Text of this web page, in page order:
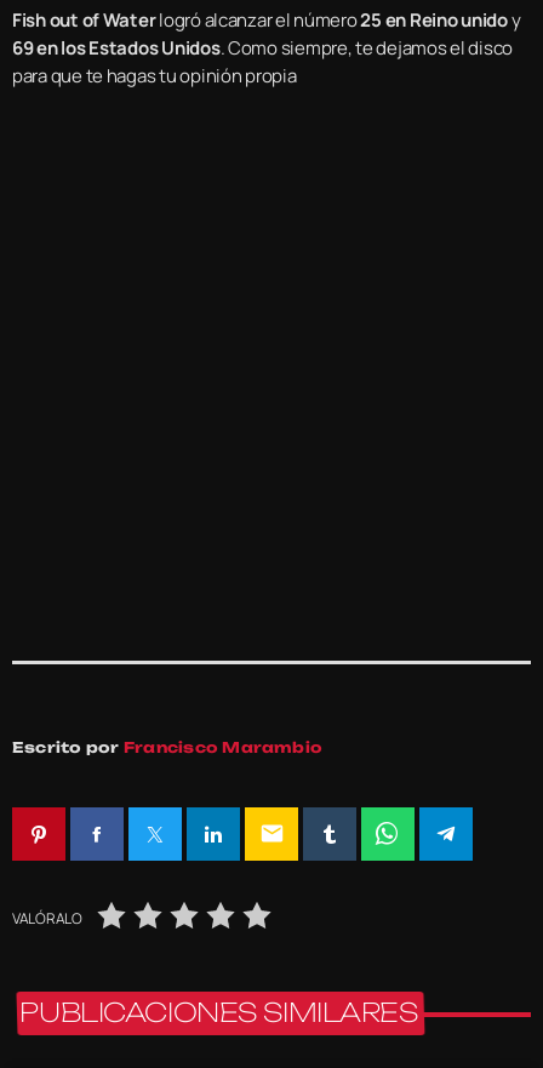
Fish out of Waterlogró alcanzar el número25 en Reino unidoy
69 en los Estados Unidos. Como siempre, te dejamos el disco
para que te hagas tu opinión propia
Escrito por Francisco Marambio
email
VALÓRALO
PUBLICACIONES SIMILARES